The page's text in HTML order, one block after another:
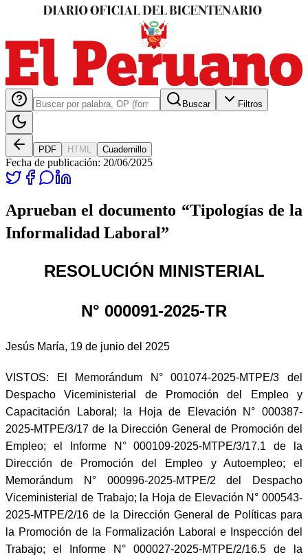
Buscar Filtros
PDF HTML Cuadernillo
Fecha de publicación: 20/06/2025
Aprueban el documento “Tipologías de la
Informalidad Laboral”
RESOLUCIÓN MINISTERIAL
N° 000091-2025-TR
Jesús María, 19 de junio del 2025
VISTOS: El Memorándum N° 001074-2025-MTPE/3 del
Despacho Viceministerial de Promoción del Empleo y
Capacitación Laboral; la Hoja de Elevación N° 000387-
2025-MTPE/3/17 de la Dirección General de Promoción del
Empleo; el Informe N° 000109-2025-MTPE/3/17.1 de la
Dirección de Promoción del Empleo y Autoempleo; el
Memorándum N° 000996-2025-MTPE/2 del Despacho
Viceministerial de Trabajo; la Hoja de Elevación N° 000543-
2025-MTPE/2/16 de la Dirección General de Políticas para
la Promoción de la Formalización Laboral e Inspección del
Trabajo; el Informe N° 000027-2025-MTPE/2/16.5 de la